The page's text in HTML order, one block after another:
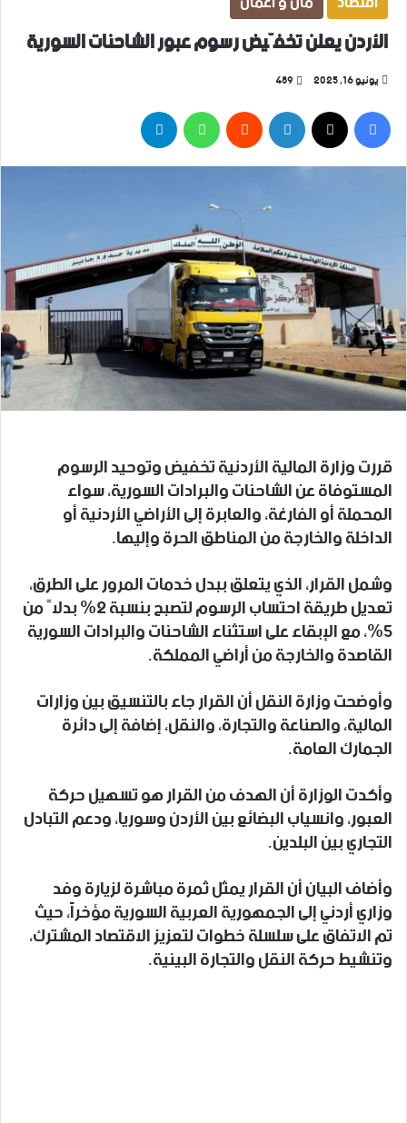
الأردن يعلن تخفّيض رسوم عبور الشاحنات السورية
يونيو 16, 2025 489
فيسبوك‫X لينكدإن واتساب
قررت وزارة المالية الأردنية تخفيض وتوحيد الرسوم
المستوفاة عن الشاحنات والبرادات السورية، سواء
المحملة أو الفارغة، والعابرة إلى الأراضي الأردنية أو
الداخلة والخارجة من المناطق الحرة وإليها.
وشمل القرار، الذي يتعلق ببدل خدمات المرور على الطرق،
تعديل طريقة احتساب الرسوم لتصبح بنسبة 2% بدلاً من
5%، مع الإبقاء على استثناء الشاحنات والبرادات السورية
القاصدة والخارجة من أراضي المملكة.
وأوضحت وزارة النقل أن القرار جاء بالتنسيق بين وزارات
المالية، والصناعة والتجارة، والنقل، إضافة إلى دائرة
الجمارك العامة.
وأكدت الوزارة أن الهدف من القرار هو تسهيل حركة
العبور، وانسياب البضائع بين الأردن وسوريا، ودعم التبادل
التجاري بين البلدين.
وأضاف البيان أن القرار يمثل ثمرة مباشرة لزيارة وفد
وزاري أردني إلى الجمهورية العربية السورية مؤخراً، حيث
تم الاتفاق على سلسلة خطوات لتعزيز الاقتصاد المشترك،
وتنشيط حركة النقل والتجارة البينية.